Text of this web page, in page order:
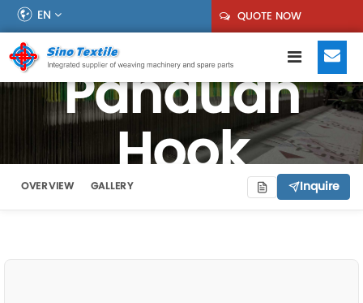
EN QUOTE NOW
Panduan
Hook
OVERVIEW GALLERY Inquire